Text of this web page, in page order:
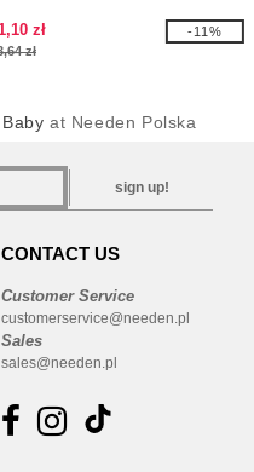
zł
zł
-11%
at Needen Polska
sign up!
CONTACT US
Customer Service
customerservice@needen.pl
Sales
sales@needen.pl